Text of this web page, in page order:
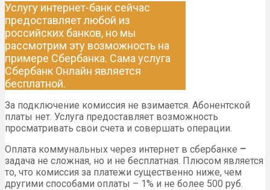
Услугу интернет-банк сейчас
предоставляет любой из
российских банков, но мы
рассмотрим эту возможность на
примере Сбербанка. Сама услуга
Сбербанк Онлайн является
бесплатной.
За подключение комиссия не взимается. Абонентской
платы нет. Услуга предоставляет возможность
просматривать свои счета и совершать операции.
Оплата коммунальных через интернет в сбербанке –
задача не сложная, но и не бесплатная. Плюсом является
то, что комиссия за платежи существенно ниже, чем
другими способами оплаты – 1% и не более 500 руб.